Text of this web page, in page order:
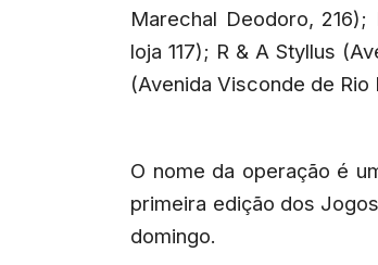
Marechal Deodoro,
loja 117); R & A Styllus
(Avenida Visconde de Rio
O nome da operação é
primeira edição dos
domingo.